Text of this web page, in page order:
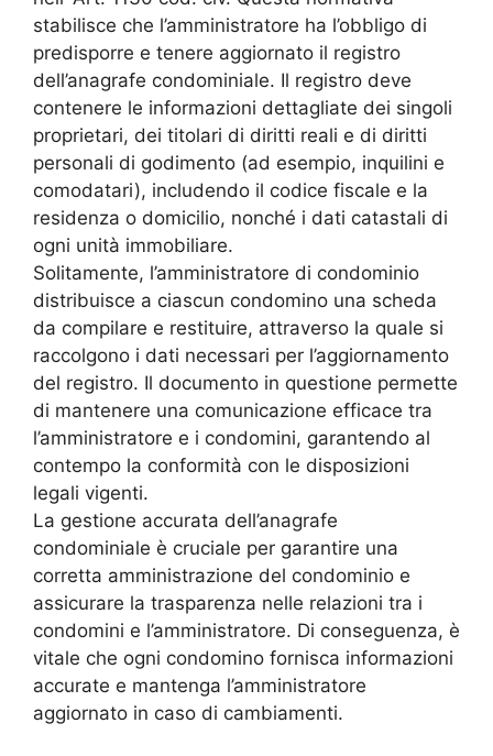
stabilisce che l’amministratore ha l’obbligo di
predisporre e tenere aggiornato il registro
dell’anagrafe condominiale. Il registro deve
contenere le informazioni dettagliate dei singoli
proprietari, dei titolari di diritti reali e di diritti
personali di godimento (ad esempio, inquilini e
comodatari), includendo il codice fiscale e la
residenza o domicilio, nonché i dati catastali di
ogni unità immobiliare.
Solitamente, l’amministratore di condominio
distribuisce a ciascun condomino una scheda
da compilare e restituire, attraverso la quale si
raccolgono i dati necessari per l’aggiornamento
del registro. Il documento in questione permette
di mantenere una comunicazione efficace tra
l’amministratore e i condomini, garantendo al
contempo la conformità con le disposizioni
legali vigenti.
La gestione accurata dell’anagrafe
condominiale è cruciale per garantire una
corretta amministrazione del condominio e
assicurare la trasparenza nelle relazioni tra i
condomini e l’amministratore. Di conseguenza, è
vitale che ogni condomino fornisca informazioni
accurate e mantenga l’amministratore
aggiornato in caso di cambiamenti.